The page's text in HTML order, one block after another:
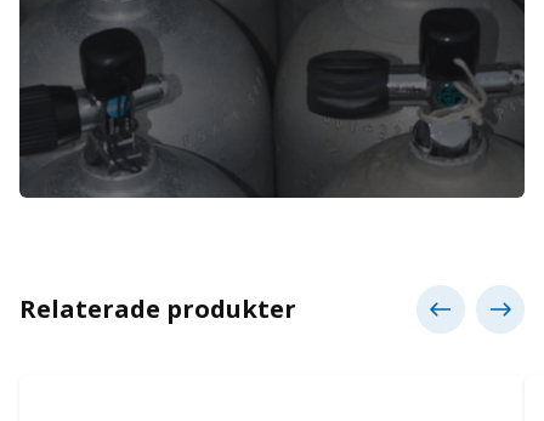
Relaterade produkter